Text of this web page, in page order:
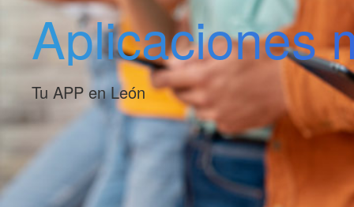
Aplicaciones
Tu APP en León